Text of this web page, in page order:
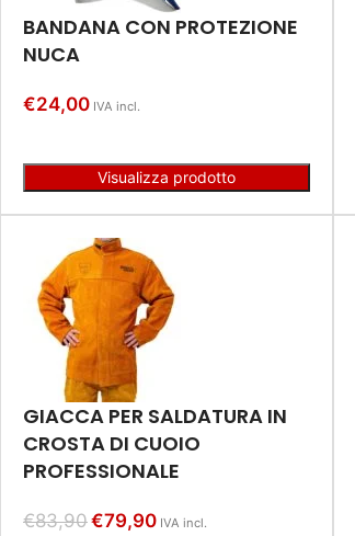
BANDANA CON PROTEZIONE
NUCA
€24,00 IVA incl.
Visualizza prodotto
GIACCA PER SALDATURA IN
CROSTA DI CUOIO
PROFESSIONALE
€83,90€79,90 IVA incl.